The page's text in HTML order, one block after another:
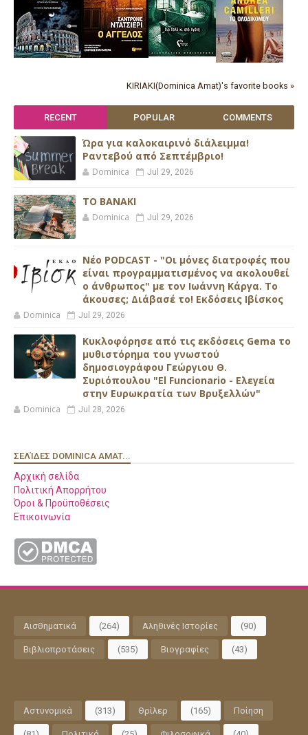
KIRIAKI(Dominica Amat)'s favorite books »
RECENT POPULAR COMMENTS
Ώρα για καλοκαιρινό διάλειμμα!
Ραντεβού από Σεπτέμβριο!
Dominica Jul 29, 2026
ΤΟ ΒΑΝΑΚΙ
Dominica Jul 29, 2026
Νέο PODCAST - "Οι μόνες διατροφές που
είναι προγραμματισμένος να ακολουθεί
ο άνθρωπος" με τον Ιωάννη Κάργα. Το
άκουσες; Διάβασέ το! Εκδόσεις Ιβίσκος
Dominica Jul 29, 2026
Κυκλοφόρησε από τις εκδόσεις Gema το
μυθιστόρημα του γνωστού
δημοσιογράφου Γεώργιου Θ.
Συριόπουλου "El Funcionario - Ελεγεία
στην Ευρωκρατία των Βρυξελλών"
Dominica Jul 28, 2026
ΣΕΛΊΔΕΣ DOMINICA AMAT...
Αρχική σελίδα
Πολιτική Απορρήτου
Όροι & Προϋποθέσεις
Επικοινωνία
Αισθηματικά (264) Αληθινές Ιστορίες (90)
Βιβλιοπροτάσεις (535) Βιογραφίες (43)
Αστυνομικά (313) Θρίλερ (165) Ποίηση